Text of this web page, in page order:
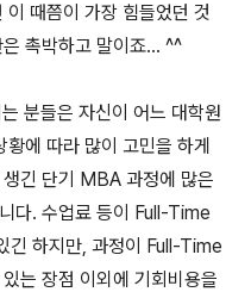
때쯤이 가장 힘들었던 것
촉박하고 말이죠... ^^
분들은 자신이 어느 대학원
에 따라 많이 고민을 하게
긴 단기 MBA 과정에 많은
다. 수업료 등이 Full-Time
긴 하지만, 과정이 Full-Time
는 장점 이외에 기회비용을